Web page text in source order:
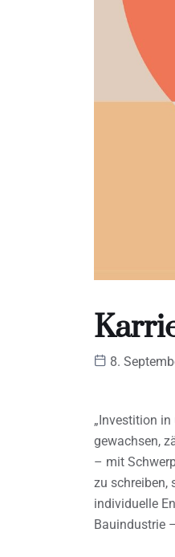
8.
„Investition
gewachsen,
– mit
zu schreiben,
individuelle
Bauindustrie